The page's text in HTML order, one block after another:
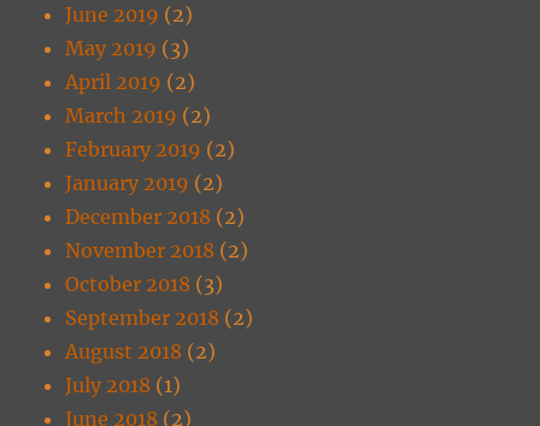
June 2019 (2)
May 2019 (3)
April 2019 (2)
March 2019 (2)
February 2019 (2)
January 2019 (2)
December 2018 (2)
November 2018 (2)
October 2018 (3)
September 2018 (2)
August 2018 (2)
July 2018 (1)
June 2018 (2)